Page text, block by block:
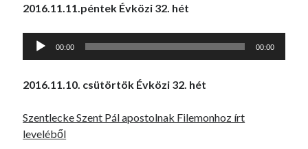
2016.11.11.péntek Évközi 32. hét
Audió
00:00 00:00
2016.11.10. csütörtök Évközi 32. hét
Szentlecke Szent Pál apostolnak Filemonhoz írt
leveléből